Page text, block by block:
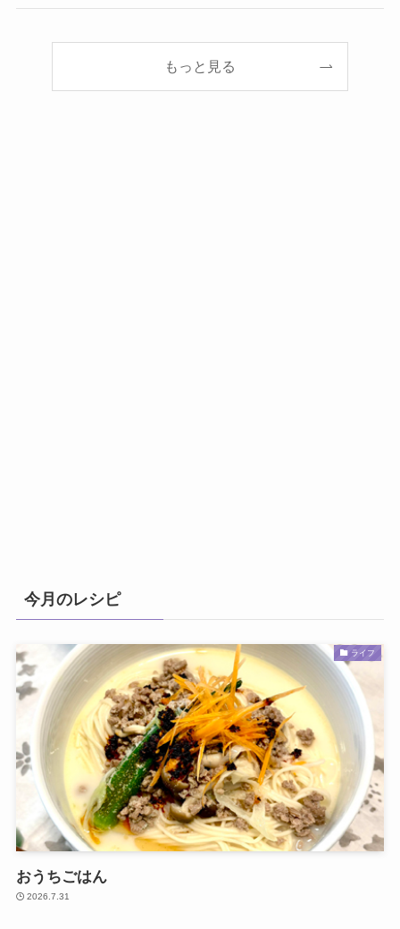
もっと見る
今月のレシピ
ライフ
おうちごはん
2026.7.31